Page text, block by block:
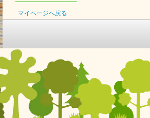
マイページへ戻る